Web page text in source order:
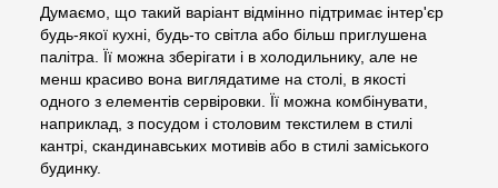
Думаємо, що такий варіант відмінно підтримає інтер'єр
будь-якої кухні, будь-то світла або більш приглушена
палітра. Її можна зберігати і в холодильнику, але не
менш красиво вона виглядатиме на столі, в якості
одного з елементів сервіровки. Її можна комбінувати,
наприклад, з посудом і столовим текстилем в стилі
кантрі, скандинавських мотивів або в стилі заміського
будинку.